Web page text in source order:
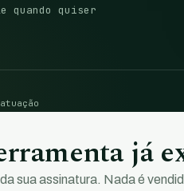
quando quiser
já
sua assinatura. Nada é